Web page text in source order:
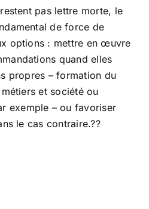
pas lettre morte, le
de force de
options : mettre en œuvre
quand elles
propres – formation du
et société ou
exemple – ou favoriser
le cas contraire.??